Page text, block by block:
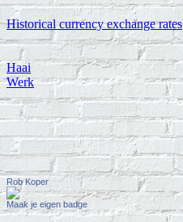
Historical currency exchange rates
Haai
Werk
Rob Koper
Maak je eigen badge